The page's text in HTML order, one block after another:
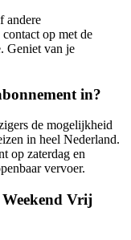
andere
op met de
Geniet van je
in?
de mogelijkheid
in heel Nederland.
op zaterdag en
vervoer.
Vrij